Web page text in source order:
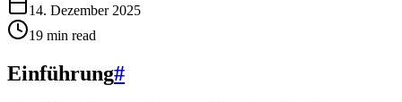
14. Dezember 2025
19 min read
Einführung#